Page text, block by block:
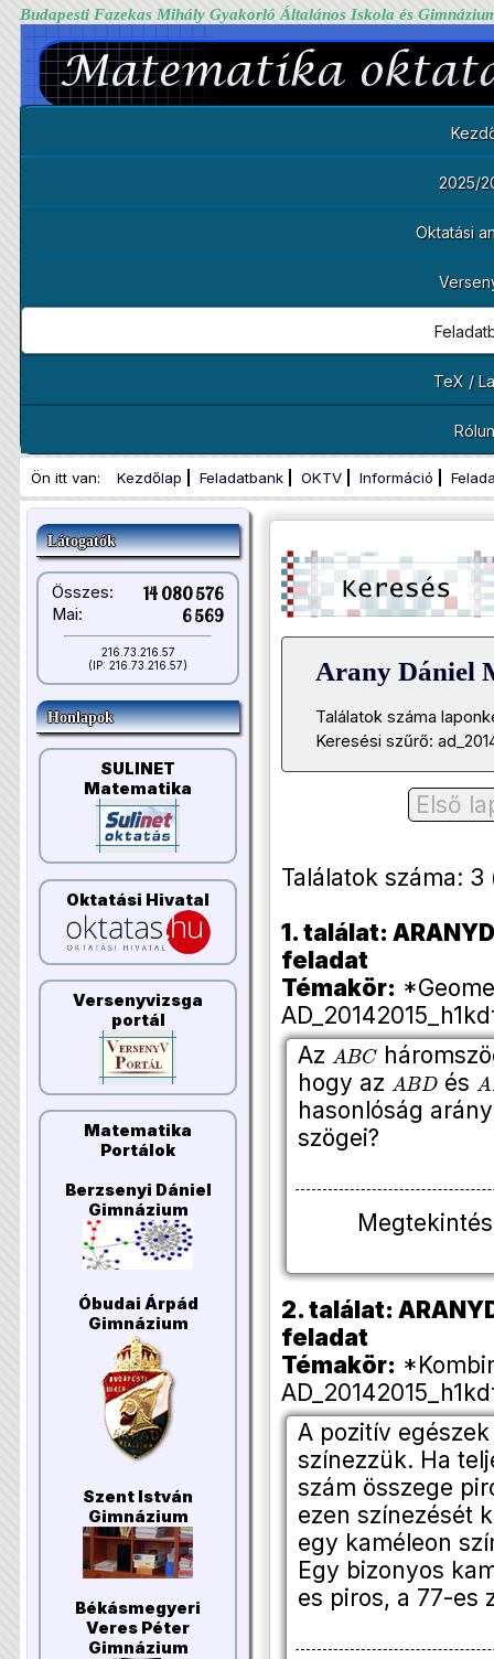
Budapesti Fazekas Mihály Gyakorló Általános Iskola és
2025/
Oktatási
TeX /
Ön itt van: Kezdőlap Feladatbank OKTV Információ
Látogatók
Összes: 14 080 576
Mai: 6 569
216.73.216.57
(IP: 216.73.216.57)
Honlapok
SULINET
Matematika
Oktatási Hivatal
Versenyvizsga
portál
Matematika
Portálok
Berzsenyi Dániel
Gimnázium
Óbudai Árpád
Gimnázium
Szent István
Gimnázium
Békásmegyeri
Veres Péter
Gimnázium
Arany Dániel
Találatok száma
Keresési szűrő:
Első
Találatok száma:
1. találat:
feladat
Témakör:
Az ABC
hogy az
A BDés A
hasonlóság
szögei?
2. találat:
feladat
Témakör:
A pozitív
színezzük. Ha
szám összege
ezen színezését
egy kaméleon
Egy bizonyos
es piros, a 77-es